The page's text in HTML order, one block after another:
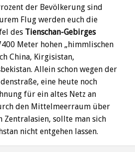
der Bevölkerung sind
Flug werden euch die
des Tienschan-Gebirges
Meter hohen „himmlischen
China, Kirgisistan,
Allein schon wegen der
eine heute noch
für ein altes Netz an
den Mittelmeerraum über
Zentralasien, sollte man sich
nicht entgehen lassen.